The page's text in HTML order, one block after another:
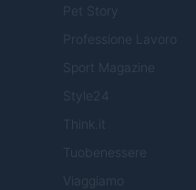
Pet Story
Professione Lavoro
Sport Magazine
Style24
Think.it
Tuobenessere
Viaggiamo